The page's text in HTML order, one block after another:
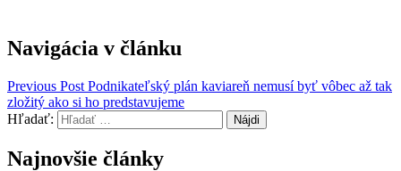
Navigácia v článku
Previous Post Podnikateľský plán kaviareň nemusí byť vôbec až tak
zložitý ako si ho predstavujeme
Hľadať:
Najnovšie články